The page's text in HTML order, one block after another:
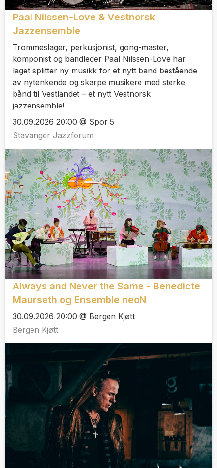
Paal Nilssen-Love & Vestnorsk
Jazzensemble
Trommeslager, perkusjonist, gong-master,
komponist og bandleder Paal Nilssen-Love har
laget splitter ny musikk for et nytt band bestående
av nytenkende og skarpe musikere med sterke
bånd til Vestlandet – et nytt Vestnorsk
jazzensemble!
30.09.2026 20:00 @ Spor 5
Stavanger Jazzforum
Always and Never the Same - Benedicte
Maurseth og Ensemble neoN
30.09.2026 20:00 @ Bergen Kjøtt
Bergen Kjøtt